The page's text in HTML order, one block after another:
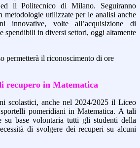
il Politecnico di Milano. Seguiranno
metodologie utilizzate per le analisi anche
innovative, volte all’acquisizione di
spendibili in diversi settori, oggi altamente
permetterà il riconoscimento di ore
recupero in Matematica
scolastici, anche nel 2024/2025 il Liceo
pomeridiani in Matematica. A tali
su base volontaria tutti gli studenti della
di svolgere dei recuperi su alcuni